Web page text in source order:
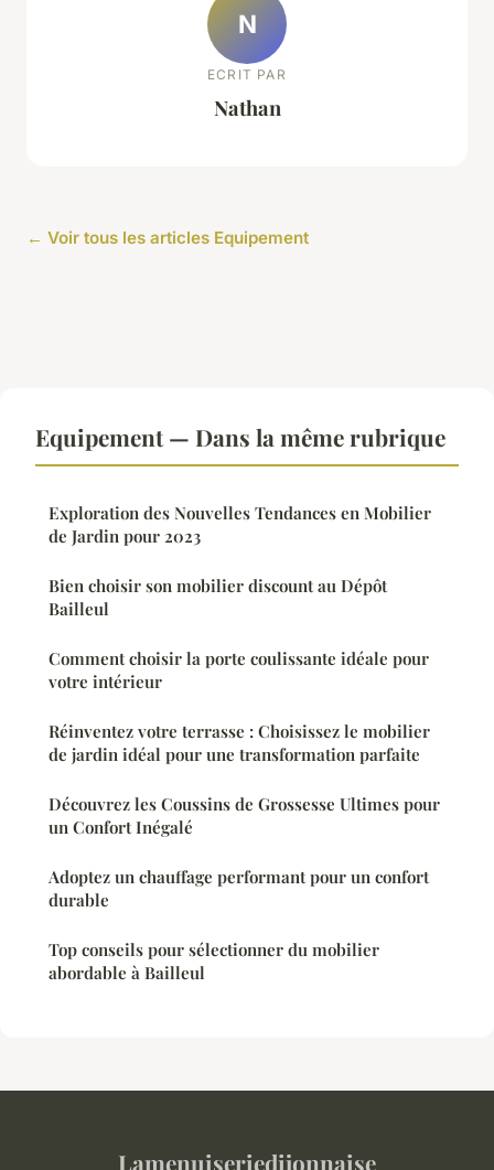
N
ECRIT PAR
Nathan
← Voir tous les articles Equipement
Equipement — Dans la même rubrique
Exploration des Nouvelles Tendances en Mobilier
de Jardin pour 2023
Bien choisir son mobilier discount au Dépôt
Bailleul
Comment choisir la porte coulissante idéale pour
votre intérieur
Réinventez votre terrasse : Choisissez le mobilier
de jardin idéal pour une transformation parfaite
Découvrez les Coussins de Grossesse Ultimes pour
un Confort Inégalé
Adoptez un chauffage performant pour un confort
durable
Top conseils pour sélectionner du mobilier
abordable à Bailleul
Lamenuiseriedijonnaise